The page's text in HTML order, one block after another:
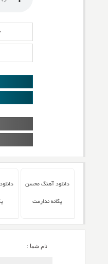
دانلود آهنگ محسن
یگانه ندارمت
نام شما :